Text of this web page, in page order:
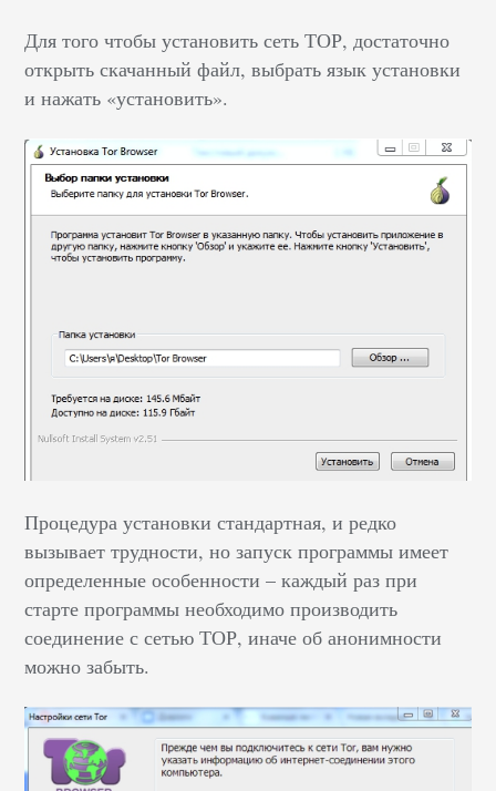
Для того чтобы установить сеть ТОР, достаточно
открыть скачанный файл, выбрать язык установки
и нажать «установить».
Процедура установки стандартная, и редко
вызывает трудности, но запуск программы имеет
определенные особенности – каждый раз при
старте программы необходимо производить
соединение с сетью ТОР, иначе об анонимности
можно забыть.